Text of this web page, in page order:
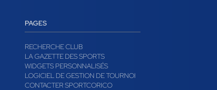
PAGES
RECHERCHE CLUB
LA GAZETTE DES SPORTS
WIDGETS PERSONNALISÉS
LOGICIEL DE GESTION DE TOURNOI
CONTACTER SPORTCORICO